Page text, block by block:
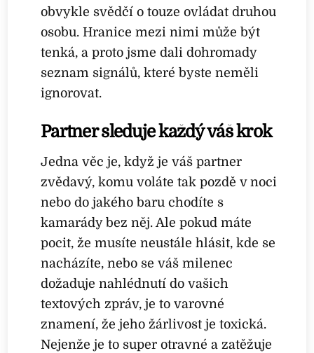
obvykle svědčí o touze ovládat druhou
osobu. Hranice mezi nimi může být
tenká, a proto jsme dali dohromady
seznam signálů, které byste neměli
ignorovat.
Partner sleduje každý váš krok
Jedna věc je, když je váš partner
zvědavý, komu voláte tak pozdě v noci
nebo do jakého baru chodíte s
kamarády bez něj. Ale pokud máte
pocit, že musíte neustále hlásit, kde se
nacházíte, nebo se váš milenec
dožaduje nahlédnutí do vašich
textových zpráv, je to varovné
znamení, že jeho žárlivost je toxická.
Nejenže je to super otravné a zatěžuje